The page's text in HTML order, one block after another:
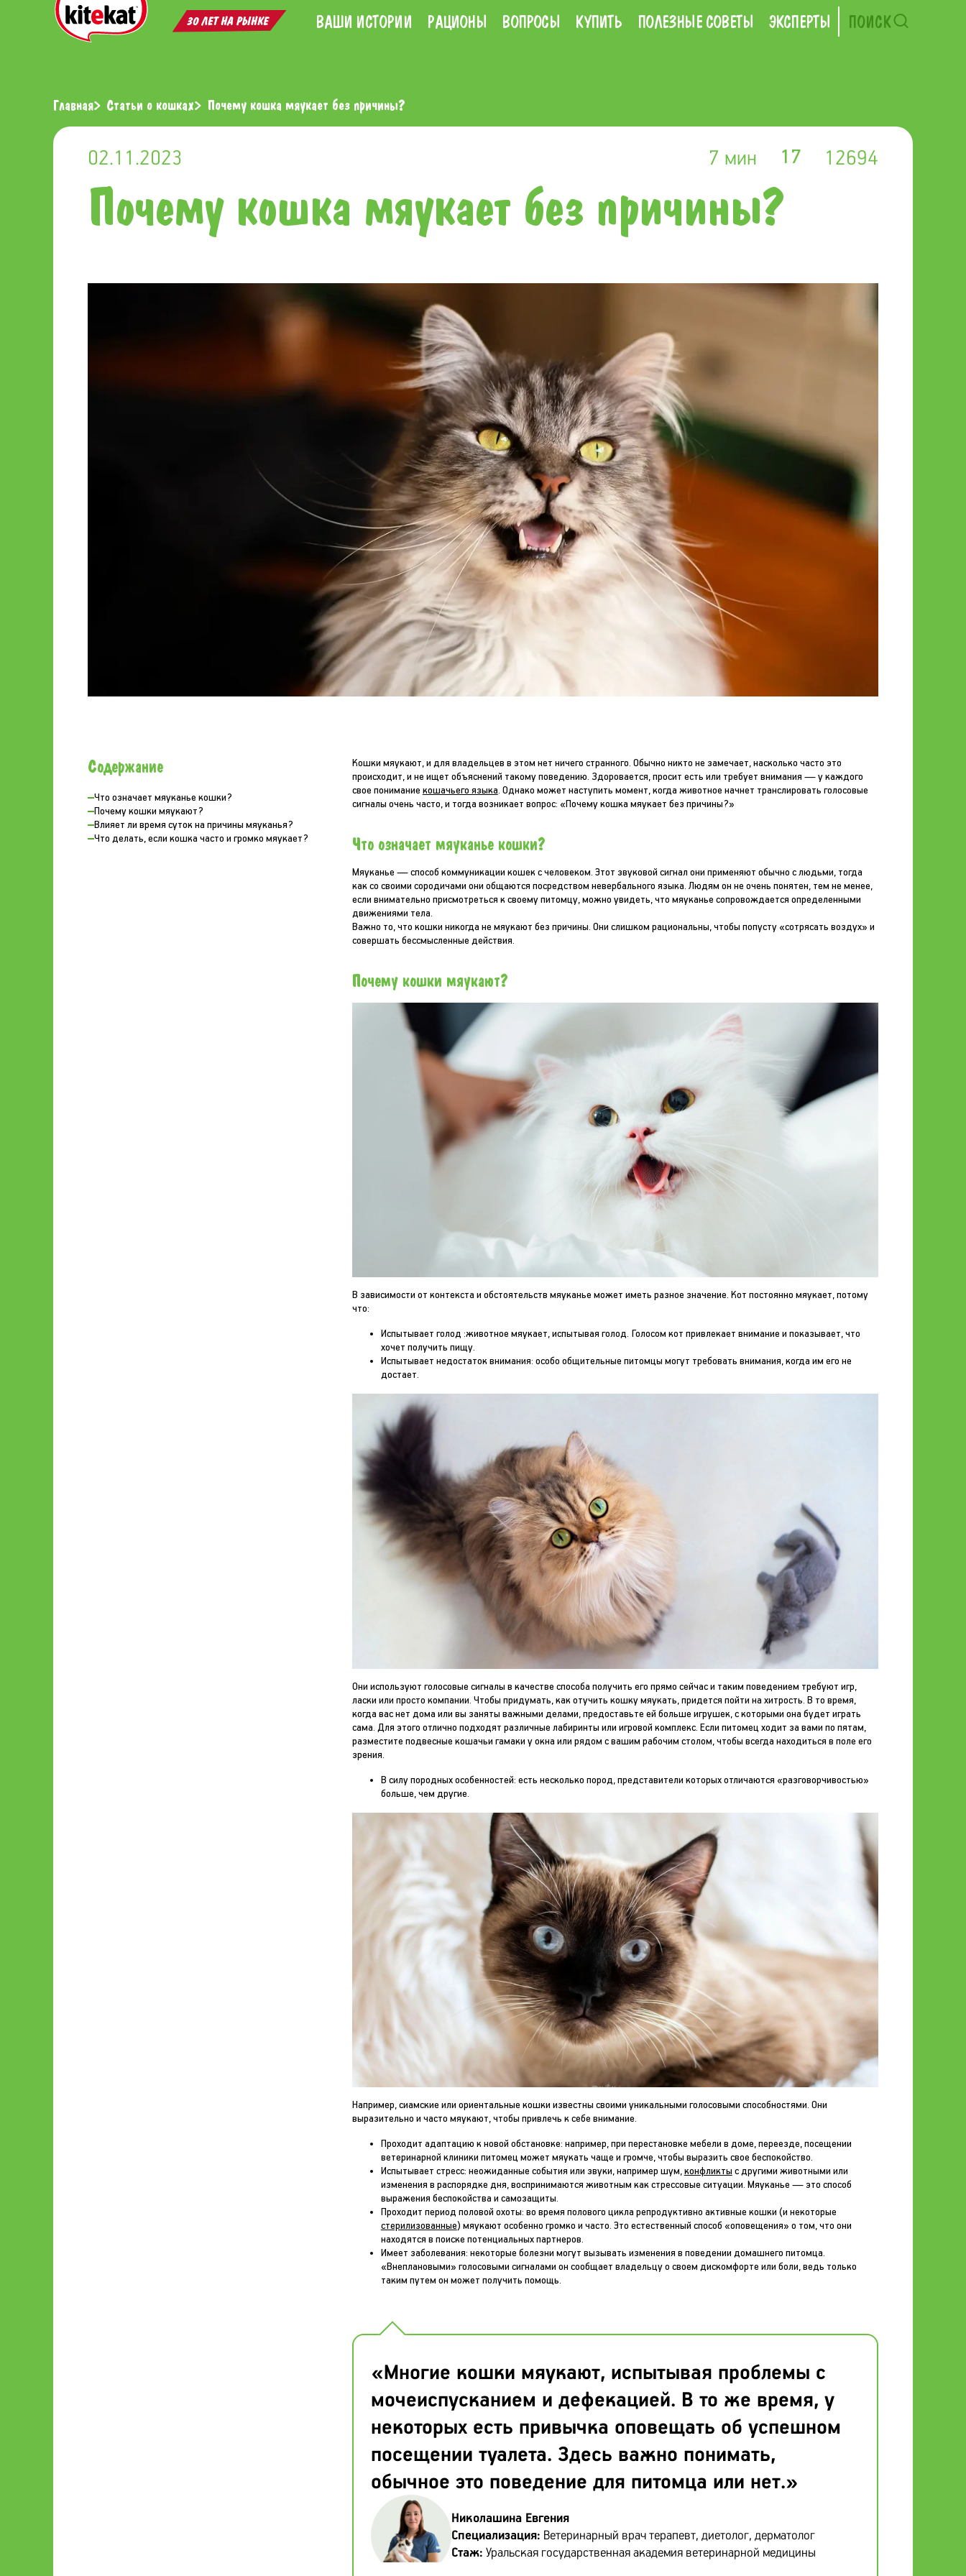
ВАШИ ИСТОРИИ РАЦИОНЫ ВОПРОСЫ КУПИТЬ ПОЛЕЗНЫЕ СОВЕТЫ ЭКСПЕРТЫ ПОИСК
Главная Статьи о кошках Почему кошка мяукает без причины?
02.11.2023 7 мин 17 12694
Почему кошка мяукает без причины?
Содержание
Что означает мяуканье кошки?
Почему кошки мяукают?
Влияет ли время суток на причины мяуканья?
Что делать, если кошка часто и громко мяукает?
Кошки мяукают, и для владельцев в этом нет ничего странного. Обычно никто не замечает, насколько часто это
происходит, и не ищет объяснений такому поведению. Здоровается, просит есть или требует внимания — у каждого
свое понимание кошачьего языка. Однако может наступить момент, когда животное начнет транслировать голосовые
сигналы очень часто, и тогда возникает вопрос: «Почему кошка мяукает без причины?»
Что означает мяуканье кошки?
Мяуканье — способ коммуникации кошек с человеком. Этот звуковой сигнал они применяют обычно с людьми, тогда
как со своими сородичами они общаются посредством невербального языка. Людям он не очень понятен, тем не менее,
если внимательно присмотреться к своему питомцу, можно увидеть, что мяуканье сопровождается определенными
движениями тела.
Важно то, что кошки никогда не мяукают без причины. Они слишком рациональны, чтобы попусту «сотрясать воздух» и
совершать бессмысленные действия.
Почему кошки мяукают?
В зависимости от контекста и обстоятельств мяуканье может иметь разное значение. Кот постоянно мяукает, потому
что:
Испытывает голод :животное мяукает, испытывая голод. Голосом кот привлекает внимание и показывает, что
хочет получить пищу.
Испытывает недостаток внимания: особо общительные питомцы могут требовать внимания, когда им его не
достает.
Они используют голосовые сигналы в качестве способа получить его прямо сейчас и таким поведением требуют игр,
ласки или просто компании. Чтобы придумать, как отучить кошку мяукать, придется пойти на хитрость. В то время,
когда вас нет дома или вы заняты важными делами, предоставьте ей больше игрушек, с которыми она будет играть
сама. Для этого отлично подходят различные лабиринты или игровой комплекс. Если питомец ходит за вами по пятам,
разместите подвесные кошачьи гамаки у окна или рядом с вашим рабочим столом, чтобы всегда находиться в поле его
зрения.
В силу породных особенностей: есть несколько пород, представители которых отличаются «разговорчивостью»
больше, чем другие.
Например, сиамские или ориентальные кошки известны своими уникальными голосовыми способностями. Они
выразительно и часто мяукают, чтобы привлечь к себе внимание.
Проходит адаптацию к новой обстановке: например, при перестановке мебели в доме, переезде, посещении
ветеринарной клиники питомец может мяукать чаще и громче, чтобы выразить свое беспокойство.
Испытывает стресс: неожиданные события или звуки, например шум,конфликты с другими животными или
изменения в распорядке дня, воспринимаются животным как стрессовые ситуации. Мяуканье — это способ
выражения беспокойства и самозащиты.
Проходит период половой охоты: во время полового цикла репродуктивно активные кошки (и некоторые
стерилизованные) мяукают особенно громко и часто. Это естественный способ «оповещения» о том, что они
находятся в поиске потенциальных партнеров.
Имеет заболевания: некоторые болезни могут вызывать изменения в поведении домашнего питомца.
«Внеплановыми» голосовыми сигналами он сообщает владельцу о своем дискомфорте или боли, ведь только
таким путем он может получить помощь.
«Многие кошки мяукают, испытывая проблемы с
мочеиспусканием и дефекацией. В то же время, у
некоторых есть привычка оповещать об успешном
посещении туалета. Здесь важно понимать,
обычное это поведение для питомца или нет.»
Николашина Евгения
Специализация: Ветеринарный врач терапевт, диетолог, дерматолог
Стаж: Уральская государственная академия ветеринарной медицины